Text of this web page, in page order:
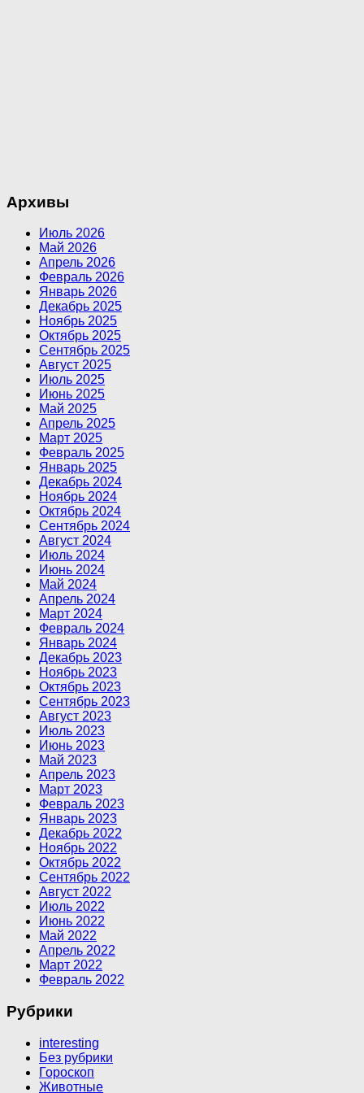
Архивы
Июль 2026
Май 2026
Апрель 2026
Февраль 2026
Январь 2026
Декабрь 2025
Ноябрь 2025
Октябрь 2025
Сентябрь 2025
Август 2025
Июль 2025
Июнь 2025
Май 2025
Апрель 2025
Март 2025
Февраль 2025
Январь 2025
Декабрь 2024
Ноябрь 2024
Октябрь 2024
Сентябрь 2024
Август 2024
Июль 2024
Июнь 2024
Май 2024
Апрель 2024
Март 2024
Февраль 2024
Январь 2024
Декабрь 2023
Ноябрь 2023
Октябрь 2023
Сентябрь 2023
Август 2023
Июль 2023
Июнь 2023
Май 2023
Апрель 2023
Март 2023
Февраль 2023
Январь 2023
Декабрь 2022
Ноябрь 2022
Октябрь 2022
Сентябрь 2022
Август 2022
Июль 2022
Июнь 2022
Май 2022
Апрель 2022
Март 2022
Февраль 2022
Рубрики
interesting
Без рубрики
Гороскоп
Животные